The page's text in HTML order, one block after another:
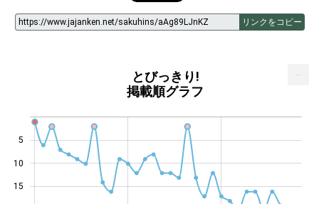
リンクをコピー
とびっきり!
掲載順グラフ
10
15
5
...